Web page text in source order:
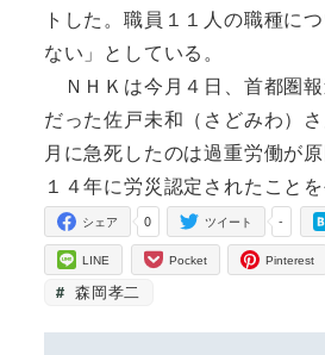
トした。職員１１人の職種に
ない」としている。
ＮＨＫは今月４日、首都圏
だった佐戸未和（さどみわ）
月に急死したのは過重労働が原
１４年に労災認定されたことを
0
シェア -
ツイート
LINE Pocket Pinterest
森岡孝二